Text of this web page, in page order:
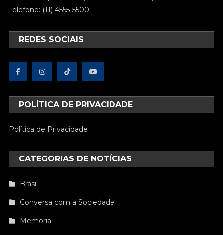
Telefone: (11) 4555-5500
REDES SOCIAIS
POLÍTICA DE PRIVACIDADE
Política de Privacidade
CATEGORIAS DE NOTÍCIAS
Brasil
Conversa com a Sociedade
Memória